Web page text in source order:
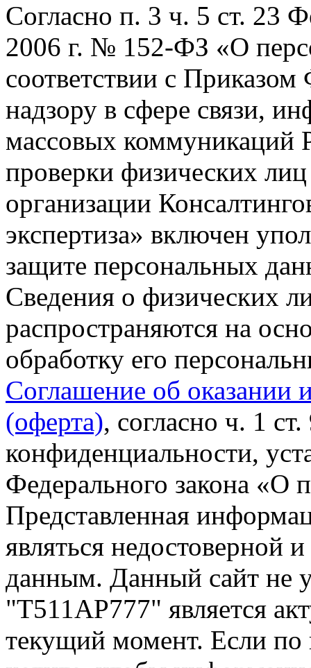
Согласно п. 3 ч. 5 ст. 23
2006 г. № 152-ФЗ «О
соответствии с
надзору в сфере связи,
массовых коммуникаций
проверки физических
организации
экспертиза» включен
защите персональных
Сведения о физических
распространяются на
обработку его
Соглашение об оказании
(оферта), согласно ч. 1
конфиденциальности,
Федерального закона «О
Представленная
являться недостоверной
данным. Данный сайт не
"Т511АР777" является
текущий момент. Если